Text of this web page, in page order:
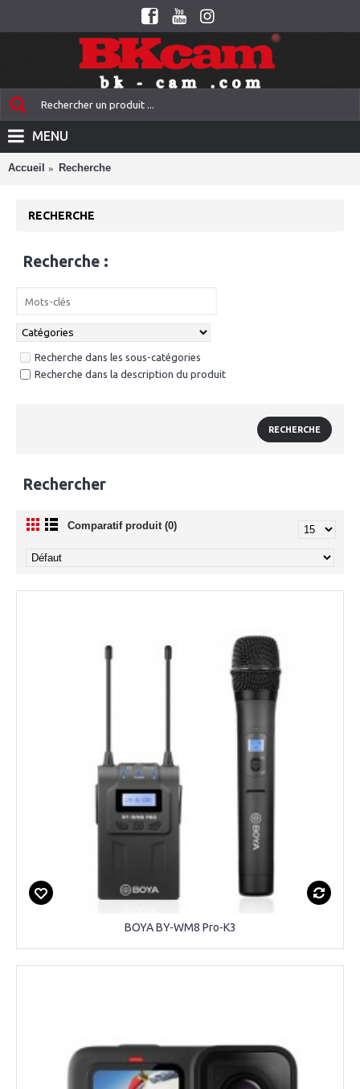
MENU
Accueil Recherche
RECHERCHE
Recherche :
Recherche dans les sous-catégories
Recherche dans la description du produit
Rechercher
Comparatif produit (0)
BOYA BY-WM8 Pro-K3